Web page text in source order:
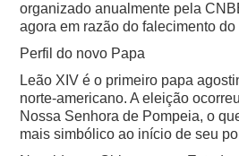
organizado anualmente pela
agora em razão do falecimento
Perfil do novo Papa
Leão XIV é o primeiro papa
norte-americano. A eleição
Nossa Senhora de Pompeia, o
mais simbólico ao início de seu